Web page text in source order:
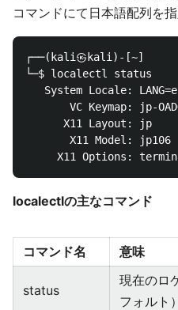
コマンドにて日本語配列を
┌──(kali㉿kali)-[~]
└─$ localectl status
System Locale:
VC Keymap: jp-
      X11 Layout: jp
       X11 Model: jp106
localectlの主なコマンド
コマンド名 意味
status
現在のロ
フォルト）